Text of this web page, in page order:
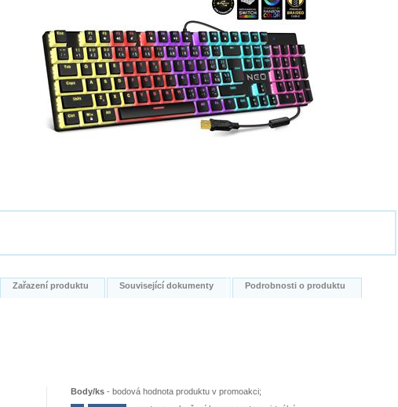
Zařazení produktu Související dokumenty Podrobnosti o produktu
Body/ks - bodová hodnota produktu v promoakci;